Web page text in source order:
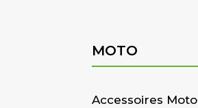
MOTO
Accessoires Moto